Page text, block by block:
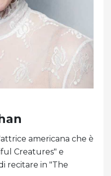
americana che è
Creatures" e
recitare in "The